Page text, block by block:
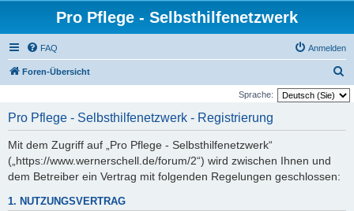
Pro Pflege - Selbsthilfenetzwerk
FAQ Anmelden
Foren-Übersicht
u
Sprache:
Pro Pflege - Selbsthilfenetzwerk - Registrierung
Mit dem Zugriff auf „Pro Pflege - Selbsthilfenetzwerk“
(„https://www.wernerschell.de/forum/2“) wird zwischen Ihnen und
dem Betreiber ein Vertrag mit folgenden Regelungen geschlossen:
1. NUTZUNGSVERTRAG